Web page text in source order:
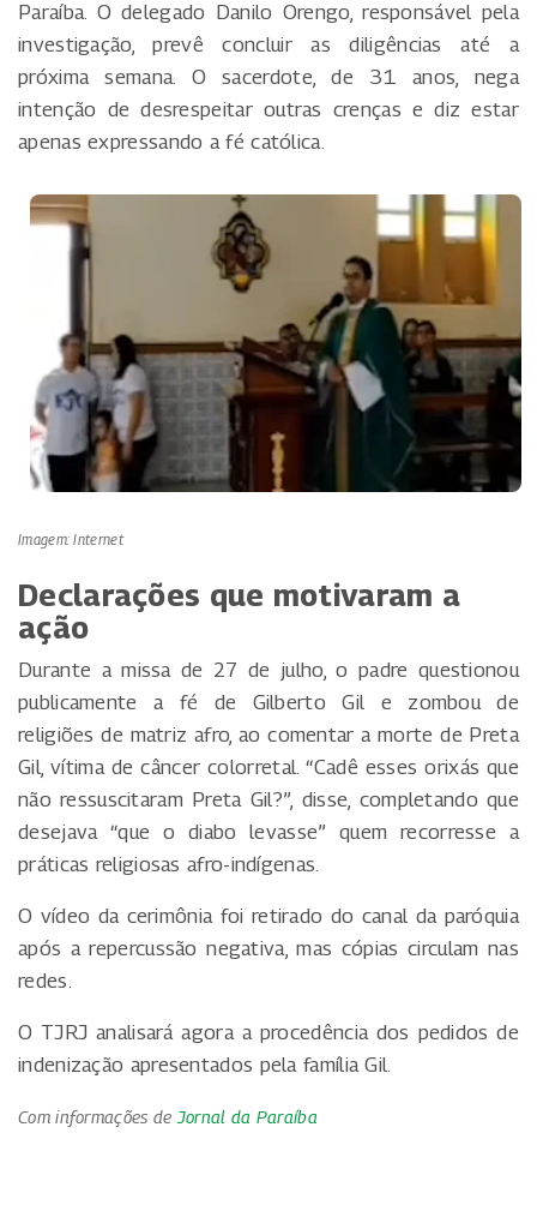
Paraíba. O delegado Danilo Orengo, responsável pela
investigação, prevê concluir as diligências até a
próxima semana. O sacerdote, de 31 anos, nega
intenção de desrespeitar outras crenças e diz estar
apenas expressando a fé católica.
Imagem: Internet
Declarações que motivaram a
ação
Durante a missa de 27 de julho, o padre questionou
publicamente a fé de Gilberto Gil e zombou de
religiões de matriz afro, ao comentar a morte de Preta
Gil, vítima de câncer colorretal. “Cadê esses orixás que
não ressuscitaram Preta Gil?”, disse, completando que
desejava “que o diabo levasse” quem recorresse a
práticas religiosas afro-indígenas.
O vídeo da cerimônia foi retirado do canal da paróquia
após a repercussão negativa, mas cópias circulam nas
redes.
O TJRJ analisará agora a procedência dos pedidos de
indenização apresentados pela família Gil.
Com informações de Jornal da Paraíba